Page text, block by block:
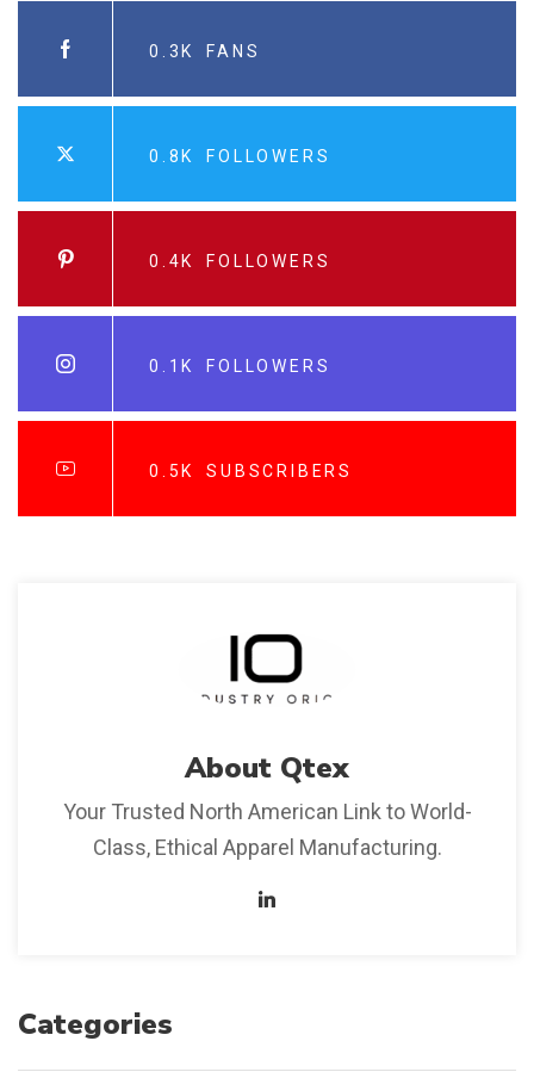
0.3K FANS
0.8K FOLLOWERS
0.4K FOLLOWERS
0.1K FOLLOWERS
0.5K SUBSCRIBERS
About Qtex
Your Trusted North American Link to World-
Class, Ethical Apparel Manufacturing.
Categories